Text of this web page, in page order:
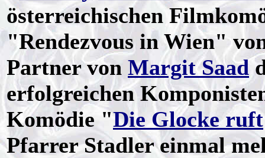
österreichischen
"Rendezvous in Wien"
Partner von Margit Saad
erfolgreichen
Komödie "Die Glocke ruft
Pfarrer Stadler einmal